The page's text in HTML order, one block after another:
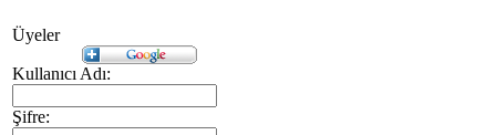
Üyeler
Kullanıcı Adı:
Şifre: